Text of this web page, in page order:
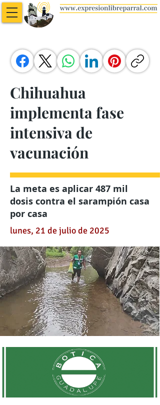
Chihuahua
implementa fase
intensiva de
vacunación
La meta es aplicar 487 mil
dosis contra el sarampión casa
por casa
lunes, 21 de julio de 2025